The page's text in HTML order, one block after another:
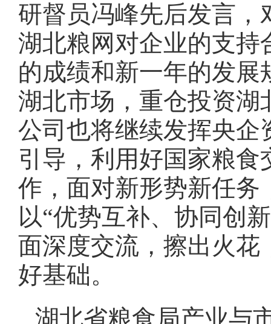
研督员冯峰先后发言，
湖北粮网对企业的支持
的成绩和新一年的发
湖北市场，重仓投资湖
公司也将继续发挥央企
引导，利用好国家粮
作，面对新形势新任务
以“优势互补、协同创
面深度交流，擦出火
好基础。
湖北省粮食局产业与